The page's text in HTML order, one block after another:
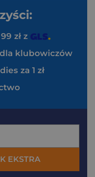
zł z
klubowiczów
za 1 zł
EKSTRA